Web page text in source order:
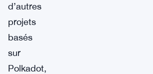
d’autres
projets
basés
sur
Polkadot,